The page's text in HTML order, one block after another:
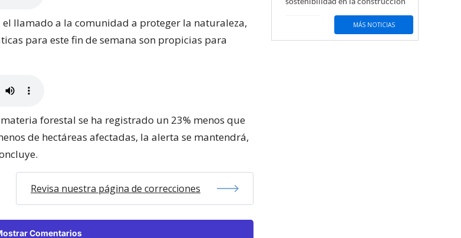
llamado a la comunidad a proteger la naturaleza,
para este fin de semana son propicias para
forestal se ha registrado un 23% menos que
de hectáreas afectadas, la alerta se mantendrá,
Revisa nuestra página de correcciones
Comentarios
MÁS NOTICIAS